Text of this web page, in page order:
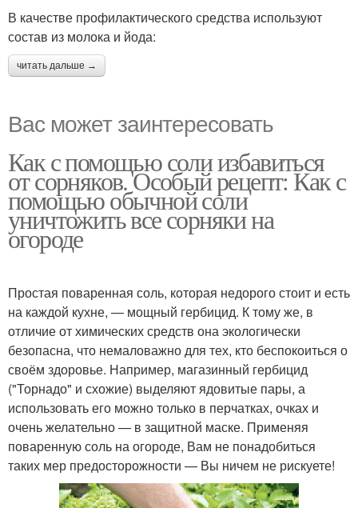
В качестве профилактического средства используют
состав из молока и йода:
читать дальше →
Вас может заинтересовать
Как с помощью соли избавиться
от сорняков. Особый рецепт: Как с
помощью обычной соли
уничтожить все сорняки на
огороде
Простая поваренная соль, которая недорого стоит и есть
на каждой кухне, — мощный гербицид. К тому же, в
отличие от химических средств она экологически
безопасна, что немаловажно для тех, кто беспокоиться о
своём здоровье. Например, магазинный гербицид
("Торнадо" и схожие) выделяют ядовитые пары, а
использовать его можно только в перчатках, очках и
очень желательно — в защитной маске. Применяя
поваренную соль на огороде, Вам не понадобиться
таких мер предосторожности — Вы ничем не рискуете!